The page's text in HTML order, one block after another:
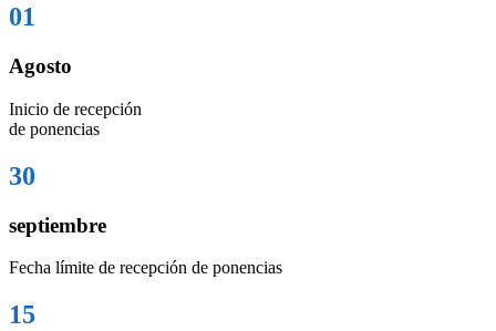
01
Agosto
Inicio de recepción
de ponencias
30
septiembre
Fecha límite de recepción de ponencias
15